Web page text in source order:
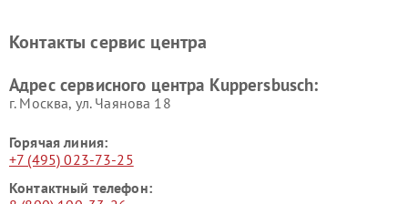
Kuppersbusch
вакуумных упаковщиков
Ремонт сушильных машин Kuppersbusch
Контакты сервис центра
Адрес сервисного центра Kuppersbusch:
г. Москва, ул. Чаянова 18
Горячая линия:
+7 (495) 023-73-25
Контактный телефон: